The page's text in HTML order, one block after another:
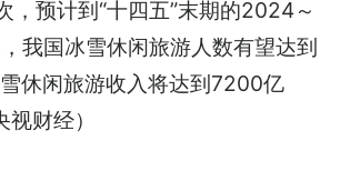
，预计到“十四五”末期的2024～
我国冰雪休闲旅游人数有望达到
休闲旅游收入将达到7200亿
财经）